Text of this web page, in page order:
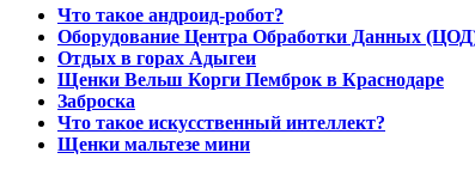
Что такое андроид-робот?
Оборудование Центра Обработки Данных
Отдых в горах Адыгеи
Щенки Вельш Корги Пемброк в Краснодаре
Заброска
Что такое искусственный интеллект?
Щенки мальтезе мини